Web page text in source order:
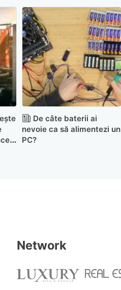
De câte baterii ai
nevoie ca să alimentezi un
PC?
Network